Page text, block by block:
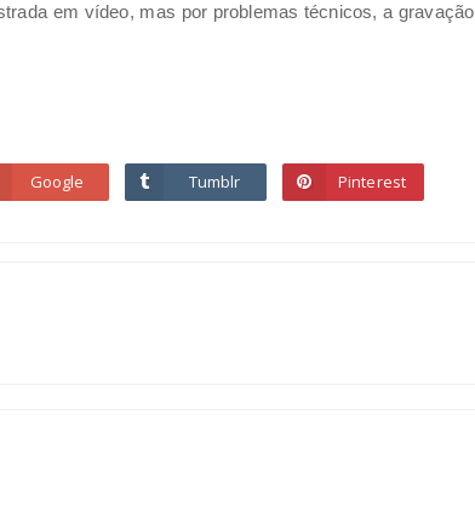
em vídeo, mas por problemas técnicos, a gravação
Google Tumblr Pinterest